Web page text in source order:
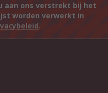
aan ons verstrekt bij het
worden verwerkt in
.